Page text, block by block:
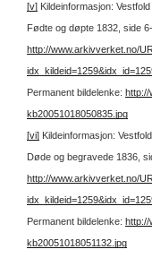
[v] Kildeinformasjon:
Fødte og døpte 1832, side 6-
http://www.arkivverket.no/
Permanent bildelenke: http://
kb20051018050835.jpg
[vi] Kildeinformasjon:
Døde og begravede 1836,
http://www.arkivverket.no/
Permanent bildelenke: http://
kb20051018051132.jpg